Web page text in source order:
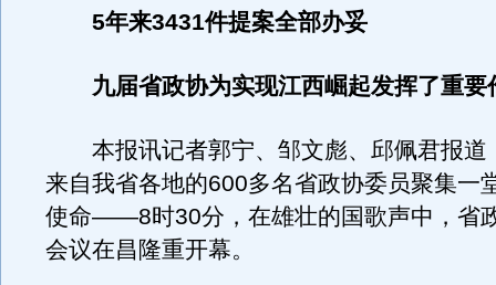
5年来3431件提案全部办妥
九届省政协为实现江西崛起发挥了重要
本报讯记者郭宁、邹文彪、邱佩君报道
来自我省各地的600多名省政协委员聚集一
使命——8时30分，在雄壮的国歌声中，省
会议在昌隆重开幕。